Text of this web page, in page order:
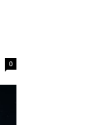
0